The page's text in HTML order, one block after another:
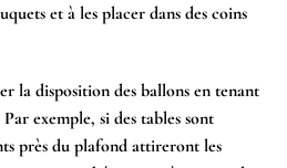
et à les placer dans des coins
la disposition des ballons en tenant
exemple, si des tables sont
près du plafond attireront les